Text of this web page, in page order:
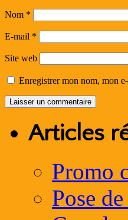
Nom *
E-mail *
Site web
Enregistrer mon nom, mon
Articles
Promo
Pose